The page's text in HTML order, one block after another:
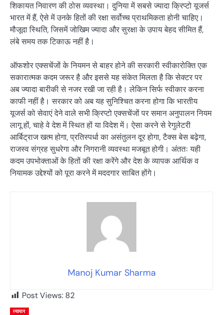
शिकायत निवारण की ठोस व्यवस्था। दुनिया में सबसे ज्यादा क्रिप्टो यूजर्स
भारत में हैं, ऐसे में उनके हितों की रक्षा सर्वोच्च प्राथमिकता होनी चाहिए।
मौजूदा स्थिति, जिसमें जोखिम ज्यादा और सुरक्षा के उपाय बेहद सीमित हैं,
लंबे समय तक टिकाऊ नहीं है।
ऑफशोर एक्सचेंजों के नियमन से बाहर होने की सरकारी स्वीकारोक्ति एक
सकारात्मक कदम जरूर है और इससे यह संकेत मिलता है कि सेक्टर पर
अब ज्यादा बारीकी से नजर रखी जा रही है। लेकिन सिर्फ स्वीकार करना
काफी नहीं है। सरकार को अब यह सुनिश्चित करना होगा कि भारतीय
यूजर्स को सेवाएं देने वाले सभी क्रिप्टो एक्सचेंजों पर समान अनुपालन नियम
लागू हों, चाहे वे देश में स्थित हों या विदेश में। ऐसा करने से रेगुलेटरी
आर्बिट्राज खत्म होगा, प्रतिस्पर्धा का असंतुलन दूर होगा, टैक्स बेस बढ़ेगा,
राजस्व संग्रह सुधरेगा और निगरानी व्यवस्था मजबूत होगी। अंततः यही
कदम उपभोक्ताओं के हितों की रक्षा करेंगे और देश के व्यापक आर्थिक व
नियामक उद्देश्यों को पूरा करने में मददगार साबित होंगे।
Manoj Kumar Sharma
Post Views: 82
व्यापार